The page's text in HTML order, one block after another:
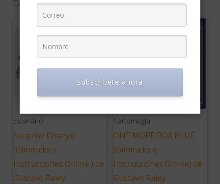
También te recomendamos…
Escenario
Surprise Change
(Gimmicks y
Instrucciones Online ) de
Gustavo Raley
Cartomagia
ONE MORE BOX BLUE
(Gimmicks e
Instrucciones Online) de
Gustavo Raley
Subscribete ahora